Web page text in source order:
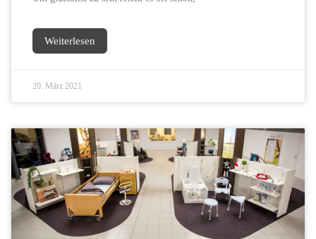
Weiterlesen
20. März 2021